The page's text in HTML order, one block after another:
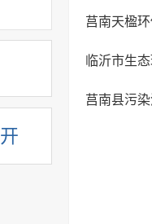
...
莒南天楹
临沂市生
莒南县污